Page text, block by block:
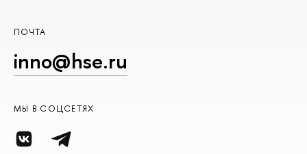
ПОЧТА
inno@hse.ru
МЫ В СОЦСЕТЯХ